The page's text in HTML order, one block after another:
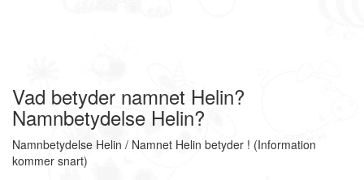
Vad betyder namnet Helin?
Namnbetydelse Helin?
Namnbetydelse Helin / Namnet Helin betyder ! (Information
kommer snart)